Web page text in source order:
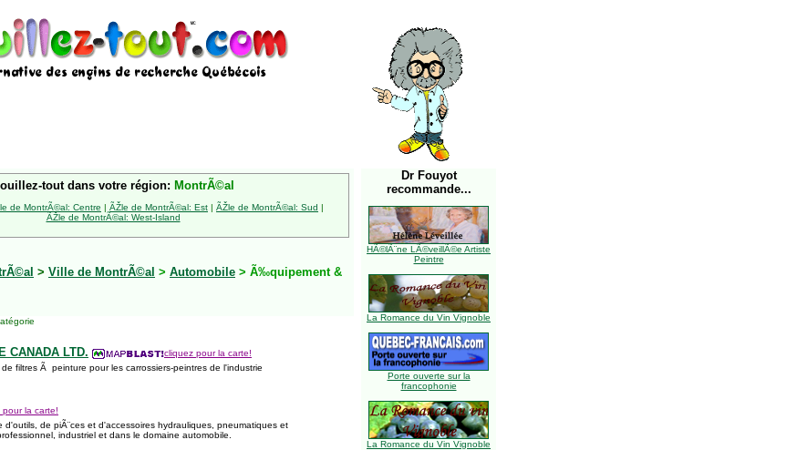
tout dans votre région: MontrÃ©al
de MontrÃ©al: Centre | ÃŽle de MontrÃ©al: Est | ÃŽle de MontrÃ©al: Sud |
ÃŽle de MontrÃ©al: West-Island
> Ville de MontrÃ©al > Automobile > Ã‰quipement &
CANADA LTD.
cliquez pour la carte!
filtres Ã peinture pour les carrossiers-peintres de l'industrie
pour la carte!
de piÃ¨ces et d'accessoires hydrauliques, pneumatiques et
industriel et dans le domaine automobile.
Dr Fouyot
recommande...
HÃ©lÃ¨ne LÃ©veillÃ©e Artiste
Peintre
La Romance du Vin Vignoble
Porte ouverte sur la
francophonie
La Romance du Vin Vignoble